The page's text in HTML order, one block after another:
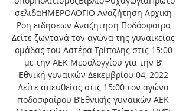
σελιδαΗΜΕΡΟΛΟΓΙΟ Αναζήτηση Αρχικη
Ροη ειδησεων Αναζητηση Ποδόσφαιρο
Δείτε ζωντανά τον αγώνα της γυναικείας
ομάδας του Αστέρα Τρίπολης στις 15:00
με την ΑΕΚ Μεσολογγίου για την Β’
Εθνική γυναικών Δεκεμβρίου 04, 2022
Δείτε απευθείας στις 15:00 τον αγώνα
ποδοσφαίρου Β’Εθνικής γυναικών ΑΕΚ